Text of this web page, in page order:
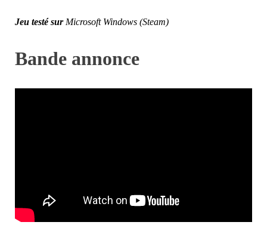
Jeu testé sur Microsoft Windows (Steam)
Bande annonce